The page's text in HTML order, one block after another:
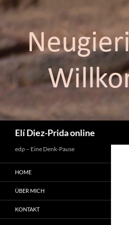
Elí Diez-Prida online
edp – Eine Denk-Pause
HOME
ÜBER MICH
KONTAKT